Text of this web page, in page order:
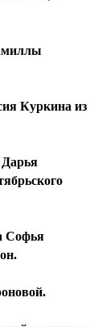
Куркина из
Дарья
Софья